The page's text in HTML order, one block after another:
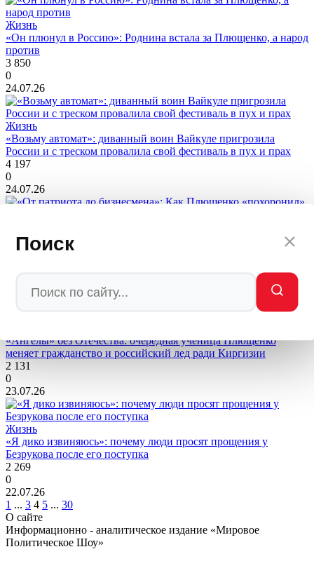
Поиск
Жизнь
«Он плюнул в Россию»: Роднина встала за Плющенко, а народ
против
3 850
0
24.07.26
Жизнь
«Возьму автомат»: диванный воин Вайкуле пригрозила
России и с треском провалила свой фестиваль в пух и прах
4 197
0
24.07.26
«От патриота до бизнесмена»: Как Плющенко «похоронил»
свой патриотизм в Азербайджане
23.07.26
«Ангелы» без Отечества: очередная ученица Плющенко
меняет гражданство и российский лед ради Киргизии
2 131
0
23.07.26
Жизнь
«Я дико извиняюсь»: почему люди просят прощения у
Безрукова после его поступка
2 269
0
22.07.26
1 ... 3 4 5 ... 30
О сайте
Информационно - аналитическое издание «Мировое
Политическое Шоу»